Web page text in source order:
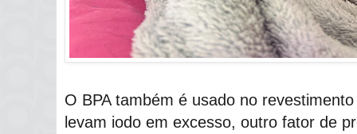
O BPA também é usado no
levam iodo em excesso, outro fator de